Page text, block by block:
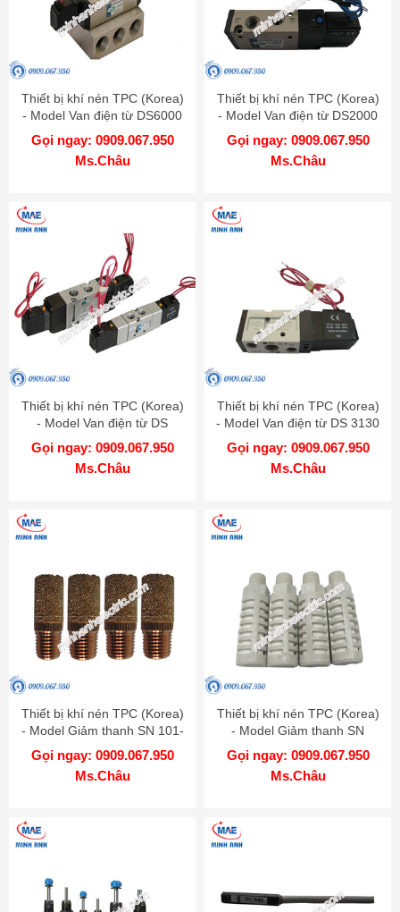
Thiết bị khí nén TPC (Korea)
- Model Van điện từ DS6000
Gọi ngay: 0909.067.950
Ms.Châu
Thiết bị khí nén TPC (Korea)
- Model Van điện từ DS2000
Gọi ngay: 0909.067.950
Ms.Châu
Thiết bị khí nén TPC (Korea)
- Model Van điện từ DS
Gọi ngay: 0909.067.950
Ms.Châu
Thiết bị khí nén TPC (Korea)
- Model Van điện từ DS 3130
Gọi ngay: 0909.067.950
Ms.Châu
Thiết bị khí nén TPC (Korea)
- Model Giảm thanh SN 101-
01
Gọi ngay: 0909.067.950
Ms.Châu
Thiết bị khí nén TPC (Korea)
- Model Giảm thanh SN
Gọi ngay: 0909.067.950
Ms.Châu